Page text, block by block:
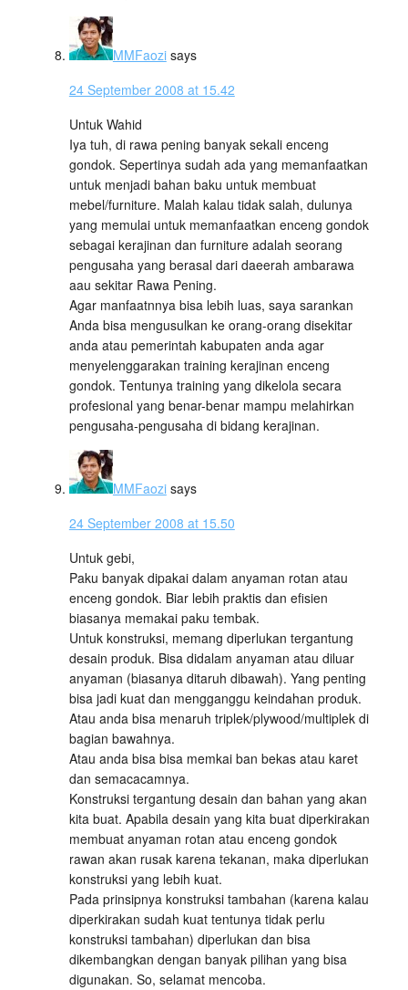
MMFaozi says
24 September 2008 at 15.42
Untuk Wahid
Iya tuh, di rawa pening banyak sekali enceng
gondok. Sepertinya sudah ada yang memanfaatkan
untuk menjadi bahan baku untuk membuat
mebel/furniture. Malah kalau tidak salah, dulunya
yang memulai untuk memanfaatkan enceng gondok
sebagai kerajinan dan furniture adalah seorang
pengusaha yang berasal dari daeerah ambarawa
aau sekitar Rawa Pening.
Agar manfaatnnya bisa lebih luas, saya sarankan
Anda bisa mengusulkan ke orang-orang disekitar
anda atau pemerintah kabupaten anda agar
menyelenggarakan training kerajinan enceng
gondok. Tentunya training yang dikelola secara
profesional yang benar-benar mampu melahirkan
pengusaha-pengusaha di bidang kerajinan.
MMFaozi says
24 September 2008 at 15.50
Untuk gebi,
Paku banyak dipakai dalam anyaman rotan atau
enceng gondok. Biar lebih praktis dan efisien
biasanya memakai paku tembak.
Untuk konstruksi, memang diperlukan tergantung
desain produk. Bisa didalam anyaman atau diluar
anyaman (biasanya ditaruh dibawah). Yang penting
bisa jadi kuat dan mengganggu keindahan produk.
Atau anda bisa menaruh triplek/plywood/multiplek di
bagian bawahnya.
Atau anda bisa bisa memkai ban bekas atau karet
dan semacacamnya.
Konstruksi tergantung desain dan bahan yang akan
kita buat. Apabila desain yang kita buat diperkirakan
membuat anyaman rotan atau enceng gondok
rawan akan rusak karena tekanan, maka diperlukan
konstruksi yang lebih kuat.
Pada prinsipnya konstruksi tambahan (karena kalau
diperkirakan sudah kuat tentunya tidak perlu
konstruksi tambahan) diperlukan dan bisa
dikembangkan dengan banyak pilihan yang bisa
digunakan. So, selamat mencoba.